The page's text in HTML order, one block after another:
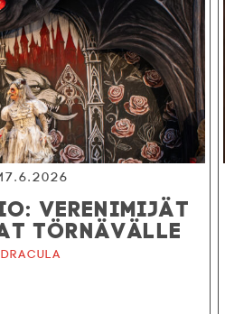
17.6.2026
VERENIMIJÄT
TÖRNÄVÄLLE
Dracula